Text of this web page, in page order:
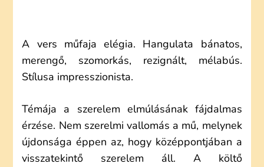
A vers műfaja elégia. Hangulata bánatos,
merengő, szomorkás, rezignált, mélabús.
Stílusa impresszionista.
Témája a szerelem elmúlásának fájdalmas
érzése. Nem szerelmi vallomás a mű, melynek
újdonsága éppen az, hogy középpontjában a
visszatekintő szerelem áll. A költő